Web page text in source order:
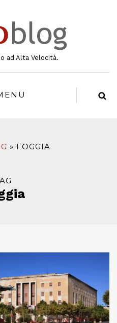
ad Alta Velocità.
FOGGIA